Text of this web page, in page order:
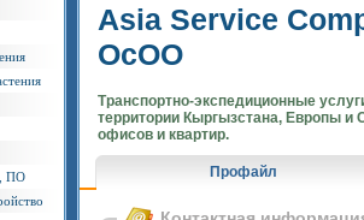
ПО
Asia Service
ОсОО
Транспортно-экспедиционные
территории Кыргызстана, Европы и
офисов и квартир.
Профайл